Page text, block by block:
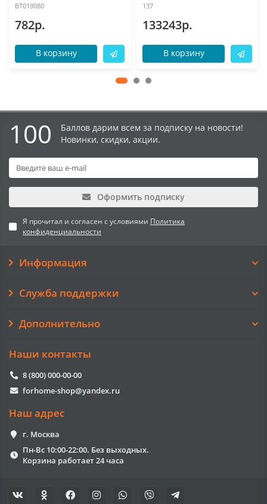
BT019080
782р.
В корзину
137
133243р.
В корзину
100
Баллов дарим всем за подписку на новости!
Новинки, скидки, акции.
Оформить подписку
Я прочитал и согласен с условиями Политика
конфиденциальности
Информация
Служба поддержки
Дополнительно
Наши контакты
8 (800) 000-00-00
forhome-shop@yandex.ru
Наш адрес
г. Москва
Пн-Вс 10:00-22:00. Без выходных.
Корзина работает 24 часа